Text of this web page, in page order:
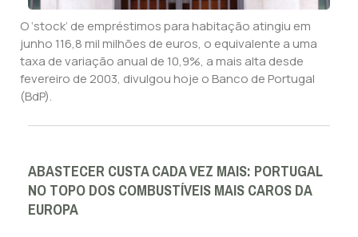
O ‘stock’ de empréstimos para habitação atingiu em
junho 116,8 mil milhões de euros, o equivalente a uma
taxa de variação anual de 10,9%, a mais alta desde
fevereiro de 2003, divulgou hoje o Banco de Portugal
(BdP).
ABASTECER CUSTA CADA VEZ MAIS: PORTUGAL
NO TOPO DOS COMBUSTÍVEIS MAIS CAROS DA
EUROPA